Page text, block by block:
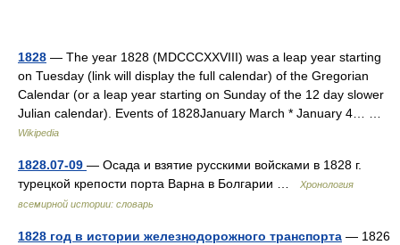
1828 — The year 1828 (MDCCCXXVIII) was a leap year starting
on Tuesday (link will display the full calendar) of the Gregorian
Calendar (or a leap year starting on Sunday of the 12 day slower
Julian calendar). Events of 1828January March * January 4… …
Wikipedia
1828.07-09 — Осада и взятие русскими войсками в 1828 г.
турецкой крепости порта Варна в Болгарии …
Хронология
всемирной истории: словарь
1828 год в истории железнодорожного транспорта — 1826